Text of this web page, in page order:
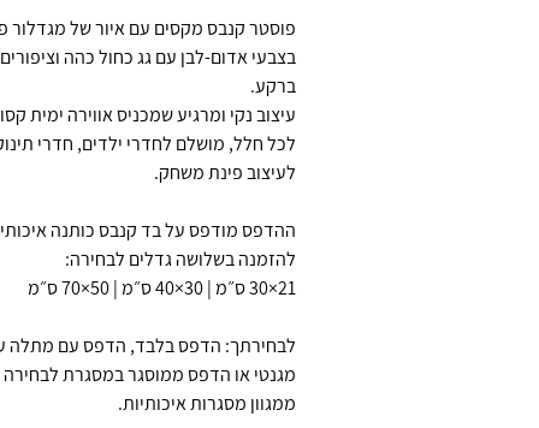
פוסטר קנבס מקסים עם איור של מגדלור
בצבעי אדום-לבן עם גג כחול כהה
ברקע.
עיצוב נקי ומרגיע שמכניס אווירה ימית
לכל חלל, מושלם לחדרי ילדים, חדרי
לעיצוב פינת משחק.
ההדפס מודפס על בד קנבס כותנה
להזמנה בשלושה גדלים לבחירה:
21×30 ס״מ | 30×40 ס״מ | 50×70 ס״מ
לבחירתך: הדפס בלבד, הדפס עם מתלה
מגנטי או הדפס ממוסגר במסגרת לבחירה
ממגוון מסגרות איכותיות.